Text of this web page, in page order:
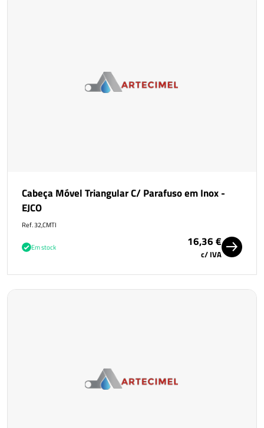
Cabeça Móvel Triangular C/ Parafuso em Inox -
EJCO
Ref. 32,CMTI
Em stock 16,36 €
c/ IVA